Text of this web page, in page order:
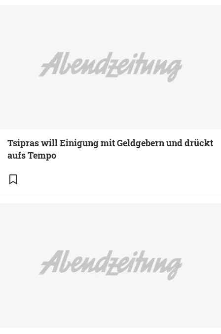
Tsipras will Einigung mit Geldgebern und drückt
aufs Tempo